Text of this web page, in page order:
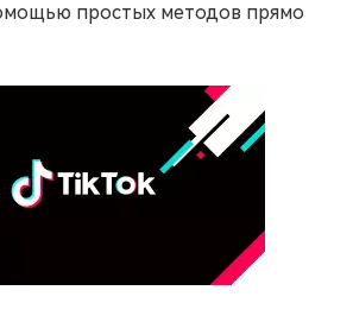
простых методов прямо